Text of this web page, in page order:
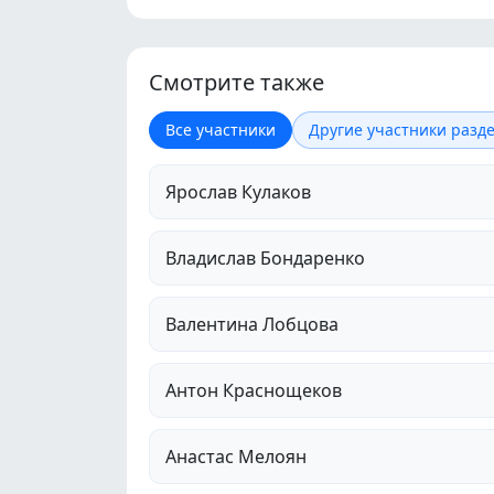
Смотрите также
Все участники Другие участники
Ярослав Кулаков
Владислав Бондаренко
Валентина Лобцова
Антон Краснощеков
Анастас Мелоян